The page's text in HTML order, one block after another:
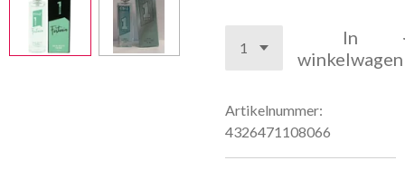
In
winkelwagen
Artikelnummer:
4326471108066